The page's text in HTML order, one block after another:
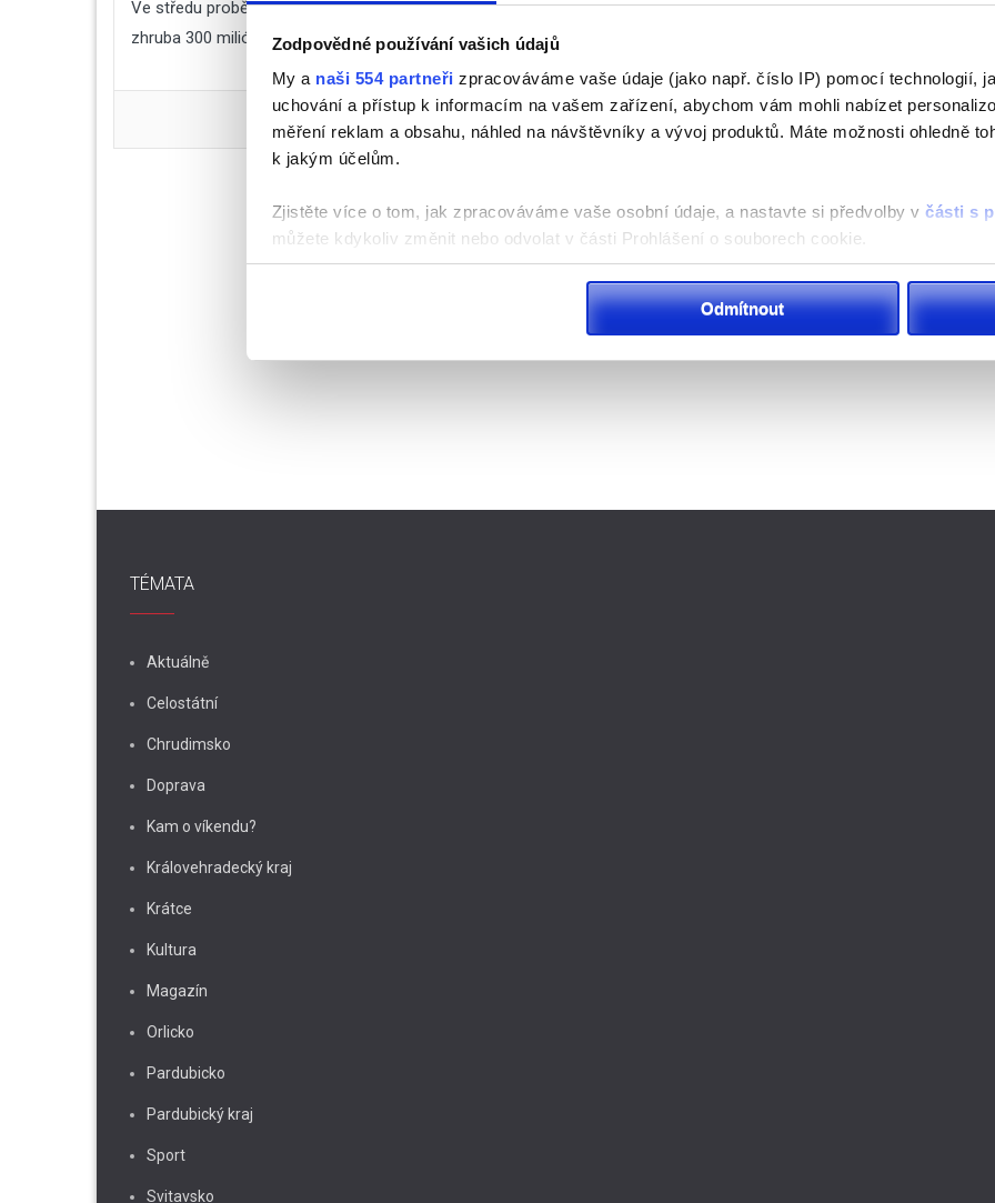
Zodpovědné používání vašich údajů
My a naši 554 partneři zpracováváme vaše údaje (jako např. číslo IP) pomocí technologií,
uchování a přístup k informacím na vašem zařízení, abychom vám mohli nabízet
měření reklam a obsahu, náhled na návštěvníky a vývoj produktů. Máte možnosti ohledně
k jakým účelům.
Zjistěte více o tom, jak zpracováváme vaše osobní údaje, a nastavte si předvolby v části s
můžete kdykoliv změnit nebo odvolat v části Prohlášení o souborech cookie.
K personalizaci obsahu a reklam, poskytování funkcí sociálních médií a analýze naší
cookie. Informace o tom, jak náš web používáte, sdílíme se svými partnery pro sociální
Odmítnout
Ve středu proběhly v centru Pardubic policejní manévry, a to při převozu uměleckých děl ze sbírky Gočárovy galerie za
zhruba 300 miliónů korun...
TÉMATA
Aktuálně
Celostátní
Chrudimsko
Doprava
Kam o víkendu?
Královehradecký kraj
Krátce
Kultura
Magazín
Orlicko
Pardubicko
Pardubický kraj
Sport
Svitavsko